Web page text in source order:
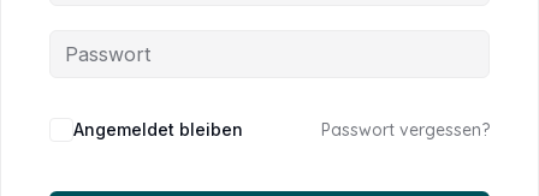
Alternative:
Angemeldet bleiben Passwort vergessen?